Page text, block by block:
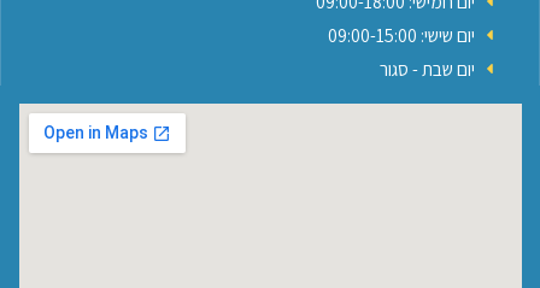
יום שישי: 09:00-15:00
יום שבת - סגור